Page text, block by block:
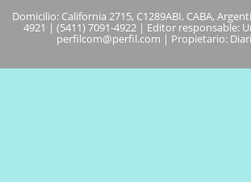
Domicilio: California 2715, C1289ABI, CABA,
4921 | (5411) 7091-4922 | Editor responsable:
perfilcom@perfil.com | Propietario: